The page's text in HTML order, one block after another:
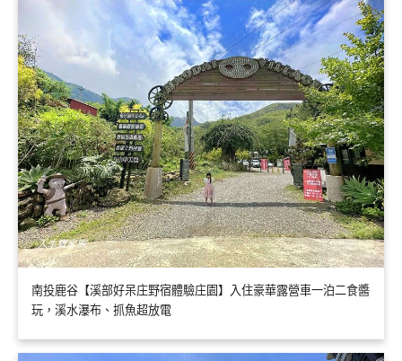
南投鹿谷【溪部好呆庄野宿體驗庄園】入住豪華露營車一泊二食醬
玩，溪水瀑布、抓魚超放電